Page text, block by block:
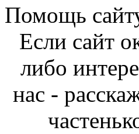
Помощь
Если сайт
либо
нас -